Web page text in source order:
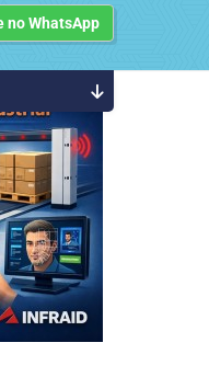
no WhatsApp